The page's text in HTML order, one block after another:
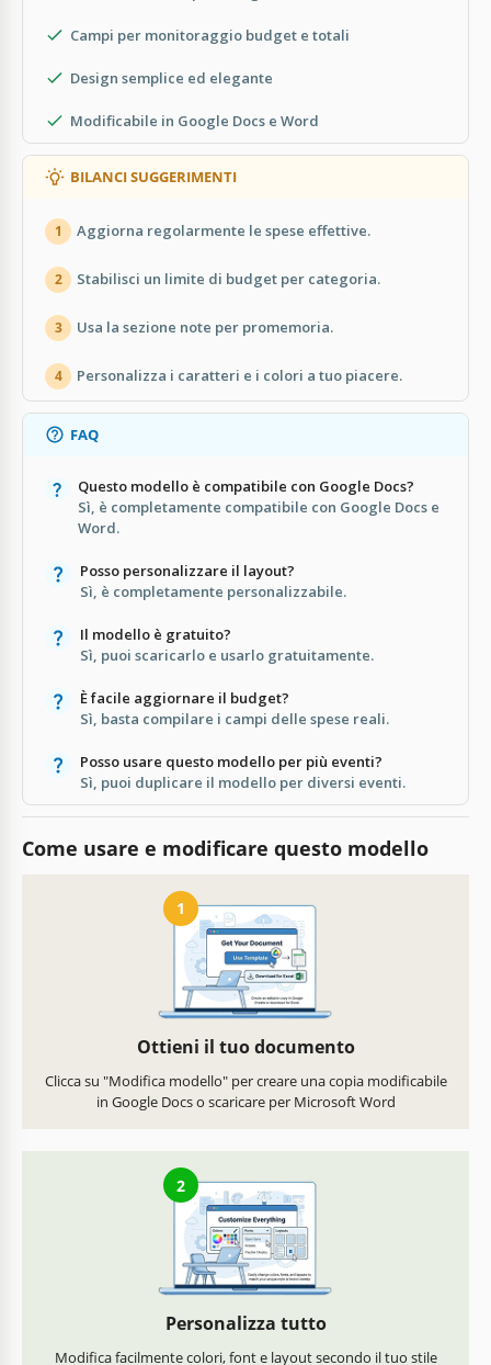
Campi per monitoraggio budget e totali
Design semplice ed elegante
Modificabile in Google Docs e Word
BILANCI SUGGERIMENTI
1 Aggiorna regolarmente le spese effettive.
2 Stabilisci un limite di budget per categoria.
3 Usa la sezione note per promemoria.
4 Personalizza i caratteri e i colori a tuo piacere.
FAQ
Questo modello è compatibile con Google Docs?
Sì, è completamente compatibile con Google Docs e
Word.
Posso personalizzare il layout?
Sì, è completamente personalizzabile.
Il modello è gratuito?
Sì, puoi scaricarlo e usarlo gratuitamente.
È facile aggiornare il budget?
Sì, basta compilare i campi delle spese reali.
Posso usare questo modello per più eventi?
Sì, puoi duplicare il modello per diversi eventi.
Come usare e modificare questo modello
1
Ottieni il tuo documento
Clicca su "Modifica modello" per creare una copia modificabile
in Google Docs o scaricare per Microsoft Word
2
Personalizza tutto
Modifica facilmente colori, font e layout secondo il tuo stile